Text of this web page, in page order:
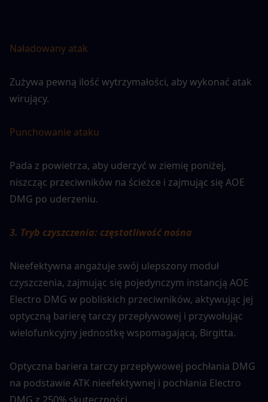
Naładowany atak
Zużywa pewną ilość wytrzymałości, aby wykonać atak
wirujący.
Punchowanie ataku
Pada z powietrza, aby uderzyć w ziemię poniżej,
niszcząc przeciwników na ścieżce i zajmując się AOE
DMG po uderzeniu.
3. Tryb czyszczenia: częstotliwość nośna
Nieefektywna angażuje swój ulepszony moduł
czyszczenia, zajmując się pojedynczym instancją AOE
Electro DMG w pobliskich przeciwników, aktywując jej
optyczną barierę tarczy przepływowej i przywołując
wielofunkcyjny jednostkę wspomagającą, Birgitta.
Optyczna bariera tarczy przepływowej pochłania DMG
na podstawie ATK nieefektywnej i pochłania Electro